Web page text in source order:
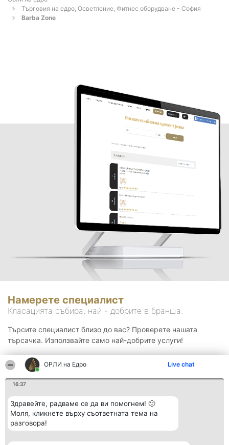
ОРЛИ на Едро Live chat
16:37
Здравейте, радваме се да ви помогнем! 🙂
Моля, кликнете върху съответната тема на
разговора!
Търговия на едро, Осветление, Фитнес оборудване - София
Barba Zone
Намерете специалист
Класацията събира, най - добрите в бранша.
Търсите специалист близо до вас? Проверете нашата
търсачка. Използвайте само най-добрите услуги!